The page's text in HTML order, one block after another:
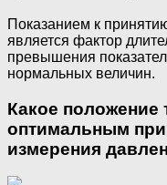
Показанием к
является фактор
превышения
нормальных величин.
Какое положение
оптимальным
измерения